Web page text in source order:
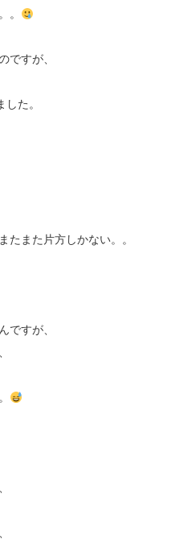
。
ですが、
た。
たまた片方しかない。。
ですが、